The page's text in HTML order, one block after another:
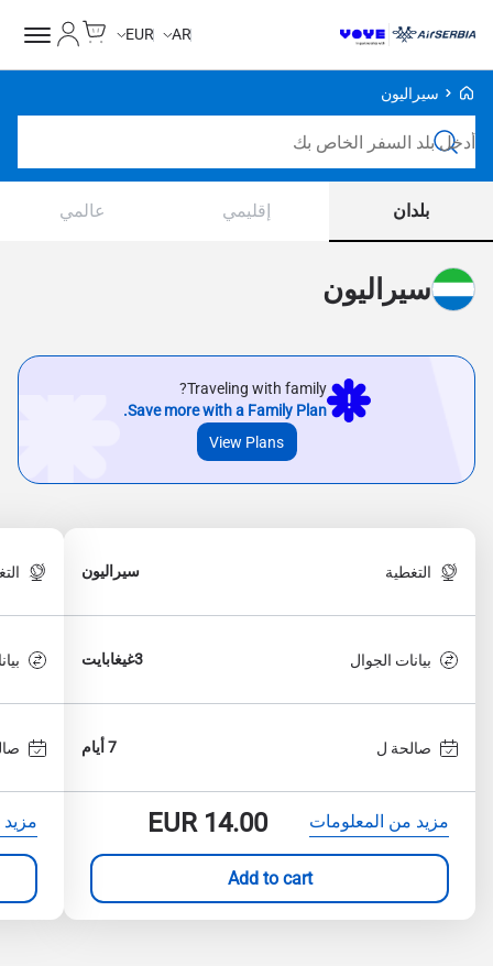
AR
EUR
Voye Homepage
سيراليون
ابحث عن خطط
بلدان إقليمي عالمي
سيراليون
Traveling with family?
Save more with a Family Plan.
View Plans
التغطية سيراليون
بيانات الجوال 3غيغابايت
صالحة ل 7 أيام
مزيد من المعلومات EUR14.00
Add to cart